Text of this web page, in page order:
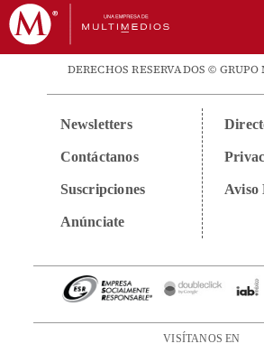
DERECHOS RESERVADOS ©
Newsletters
Contáctanos
Suscripciones
Anúnciate
Aviso
VISÍTANOS EN